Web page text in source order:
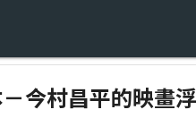
今村昌平的映畫